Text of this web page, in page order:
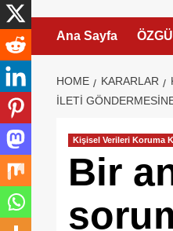
Ana Sayfa
HOME KARARLAR
ILETI
Kişisel Verileri Koruma
Bir